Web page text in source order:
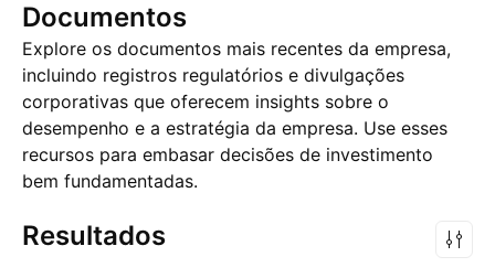
Documentos
Explore os documentos mais recentes da empresa,
incluindo registros regulatórios e divulgações
corporativas que oferecem insights sobre o
desempenho e a estratégia da empresa. Use esses
recursos para embasar decisões de investimento
bem fundamentadas.
Resultados